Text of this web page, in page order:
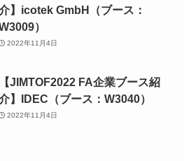
】icotek GmbH（ブース：
）
2022年11月4日
本市
【JIMTOF2022 FA企業ブース紹
】IDEC（ブース：W3040）
2022年11月4日